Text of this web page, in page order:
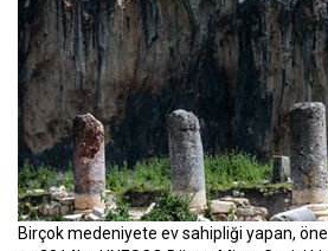
Birçok medeniyete ev sahipliği yapan,